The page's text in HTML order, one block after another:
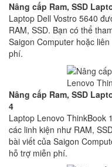
Nâng cấp Ram, SSD
Laptop Dell Vostro 5640
RAM, SSD. Bạn có thể
Saigon Computer hoặc
phí.
Nâng cấp Ram, SSD
4
Laptop Lenovo ThinkBook
các linh kiện như RAM,
bài viết của Saigon
hỗ trợ miễn phí.